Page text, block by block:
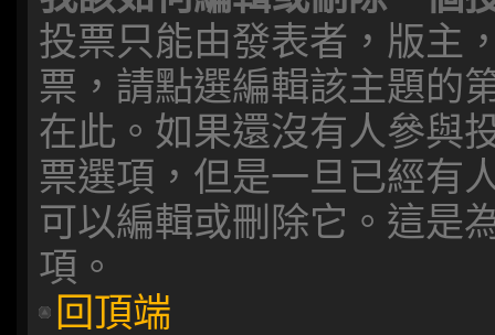
投票只能由發表者，版主
票，請點選編輯該主題的
在此。如果還沒有人參與
票選項，但是一旦已經有
可以編輯或刪除它。這是
項。
回頂端